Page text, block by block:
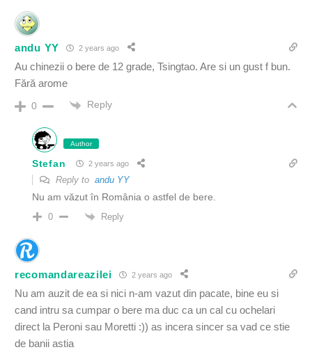
andu YY 2 years ago
Au chinezii o bere de 12 grade, Tsingtao. Are si un gust f bun.
Fără arome
0 Reply
Author
Stefan 2 years ago
Reply to andu YY
Nu am văzut în România o astfel de bere.
0 Reply
recomandareazilei 2 years ago
Nu am auzit de ea si nici n-am vazut din pacate, bine eu si
cand intru sa cumpar o bere ma duc ca un cal cu ochelari
direct la Peroni sau Moretti :)) as incera sincer sa vad ce stie
de banii astia